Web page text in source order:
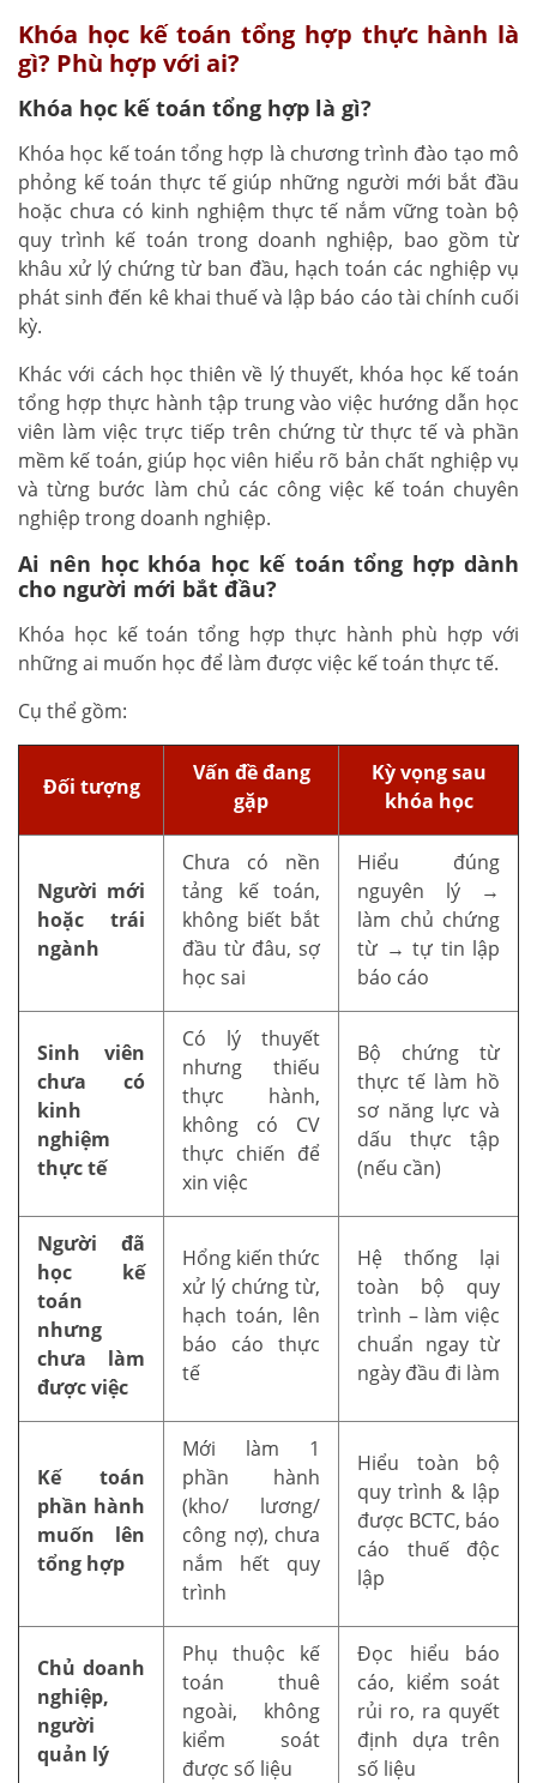
Khóa học kế toán tổng hợp thực hành là
gì? Phù hợp với ai?
Khóa học kế toán tổng hợp là gì?
Khóa học kế toán tổng hợp là chương trình đào tạo mô
phỏng kế toán thực tế giúp những người mới bắt đầu
hoặc chưa có kinh nghiệm thực tế nắm vững toàn bộ
quy trình kế toán trong doanh nghiệp, bao gồm từ
khâu xử lý chứng từ ban đầu, hạch toán các nghiệp vụ
phát sinh đến kê khai thuế và lập báo cáo tài chính cuối
kỳ.
Khác với cách học thiên về lý thuyết, khóa học kế toán
tổng hợp thực hành tập trung vào việc hướng dẫn học
viên làm việc trực tiếp trên chứng từ thực tế và phần
mềm kế toán, giúp học viên hiểu rõ bản chất nghiệp vụ
và từng bước làm chủ các công việc kế toán chuyên
nghiệp trong doanh nghiệp.
Ai nên học khóa học kế toán tổng hợp dành
cho người mới bắt đầu?
Khóa học kế toán tổng hợp thực hành phù hợp với
những ai muốn học để làm được việc kế toán thực tế.
Cụ thể gồm:
Đối tượng
Vấn đề đang
gặp
Kỳ vọng sau
khóa học
Người mới
hoặc trái
ngành
Chưa có nền
tảng kế toán,
không biết bắt
đầu từ đâu, sợ
học sai
Hiểu đúng
nguyên lý →
làm chủ chứng
từ → tự tin lập
báo cáo
Sinh viên
chưa có
kinh
nghiệm
thực tế
Có lý thuyết
nhưng thiếu
thực hành,
không có CV
thực chiến để
xin việc
Bộ chứng từ
thực tế làm hồ
sơ năng lực và
dấu thực tập
(nếu cần)
Người đã
học kế
toán
nhưng
chưa làm
được việc
Hổng kiến thức
xử lý chứng từ,
hạch toán, lên
báo cáo thực
tế
Hệ thống lại
toàn bộ quy
trình – làm việc
chuẩn ngay từ
ngày đầu đi làm
Kế toán
phần hành
muốn lên
tổng hợp
Mới làm 1
phần hành
(kho/ lương/
công nợ), chưa
nắm hết quy
trình
Hiểu toàn bộ
quy trình & lập
được BCTC, báo
cáo thuế độc
lập
Chủ doanh
nghiệp,
người
quản lý
Phụ thuộc kế
toán thuê
ngoài, không
kiểm soát
được số liệu
Đọc hiểu báo
cáo, kiểm soát
rủi ro, ra quyết
định dựa trên
số liệu